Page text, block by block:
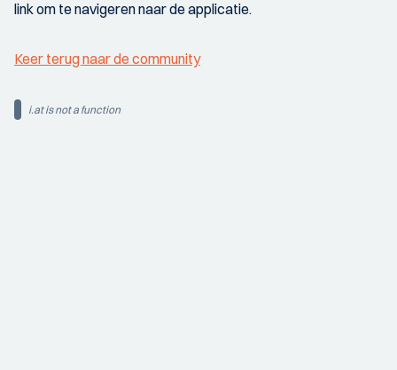
link om te navigeren naar de applicatie.
Keer terug naar de community
i.at is not a function